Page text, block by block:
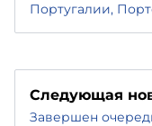
Португалии,
Следующая
Завершен